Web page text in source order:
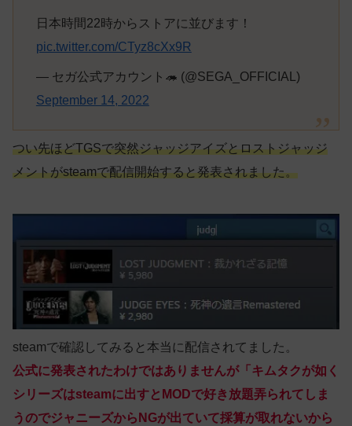
日本時間22時からストアに並びます！
pic.twitter.com/CTyz8cXx9R
— セガ公式アカウント🦔 (@SEGA_OFFICIAL)
September 14, 2022
つい先ほどTGSで突然ジャッジアイズとロストジャッジ
メントがsteamで配信開始すると発表されました。
steamで確認してみると本当に配信されてました。
公式に発表されたわけではありませんが「キムタクが如く
シリーズはsteamに出すとMODで好き放題弄られてしま
うのでジャニーズからNGが出ていて採算が取れないから